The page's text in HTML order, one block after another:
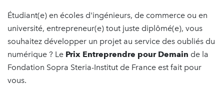
Étudiant(e) en écoles d'ingénieurs, de commerce ou en
université, entrepreneur(e) tout juste diplômé(e), vous
souhaitez développer un projet au service des oubliés du
numérique ? Le Prix Entreprendre pour Demain de la
Fondation Sopra Steria-Institut de France est fait pour
vous.